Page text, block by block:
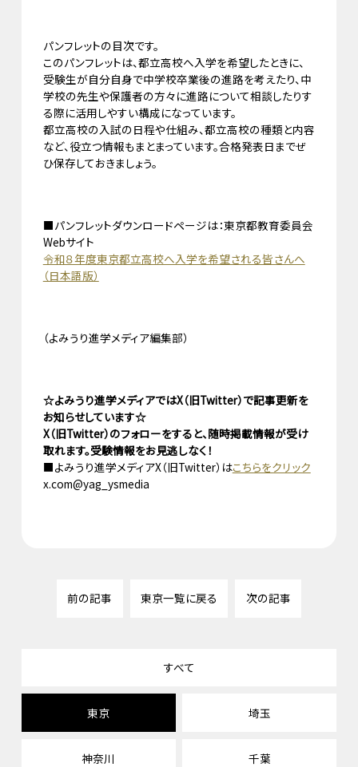
パンフレットの目次です。
このパンフレットは、都立高校へ入学を希望したときに、
受験生が自分自身で中学校卒業後の進路を考えたり、中
学校の先生や保護者の方々に進路について相談したりす
る際に活用しやすい構成になっています。
都立高校の入試の日程や仕組み、都立高校の種類と内容
など、役立つ情報もまとまっています。合格発表日までぜ
ひ保存しておきましょう。
■パンフレットダウンロードページは：東京都教育委員会
Webサイト
令和８年度東京都立高校へ入学を希望される皆さんへ
（日本語版）
（よみうり進学メディア編集部）
☆よみうり進学メディアではX（旧Twitter）で記事更新を
お知らせしています☆
X（旧Twitter）のフォローをすると、随時掲載情報が受け
取れます。受験情報をお見逃しなく！
■よみうり進学メディアX（旧Twitter）はこちらをクリック
x.com@yag_ysmedia
前の記事 東京一覧に戻る 次の記事
すべて
東京 埼玉
神奈川 千葉